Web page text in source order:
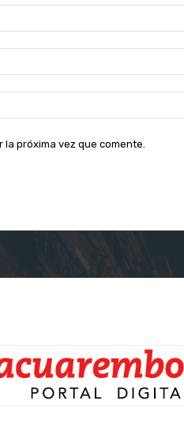
próxima vez que comente.